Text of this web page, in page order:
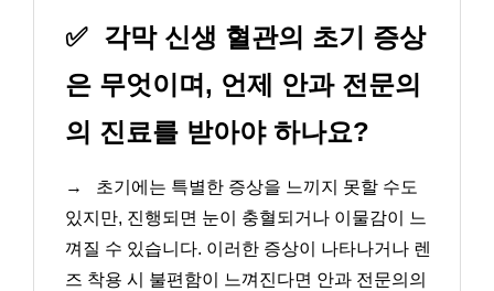
✅ 각막 신생 혈관의 초기 증상
은 무엇이며, 언제 안과 전문의
의 진료를 받아야 하나요?
→
초기에는 특별한 증상을 느끼지 못할 수도
있지만, 진행되면 눈이 충혈되거나 이물감이 느
껴질 수 있습니다. 이러한 증상이 나타나거나 렌
즈 착용 시 불편함이 느껴진다면 안과 전문의의